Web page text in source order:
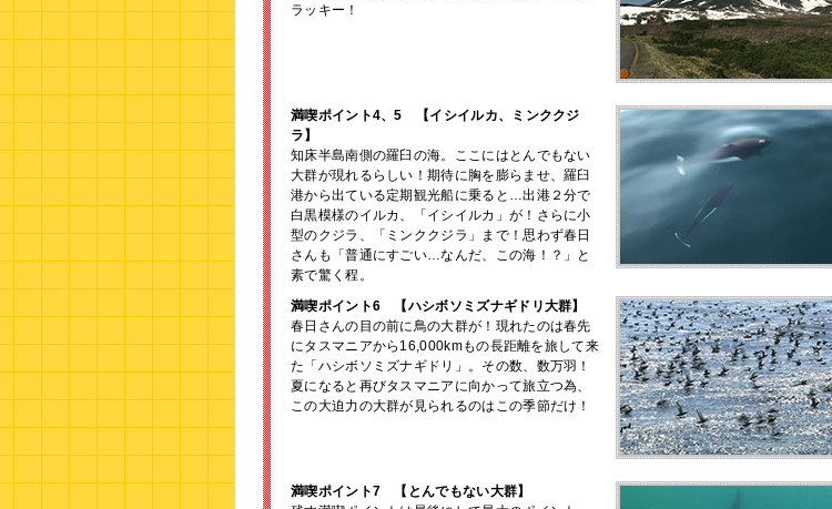
ラッキー！
満喫ポイント4、5 【イシイルカ、ミンククジ
ラ】
知床半島南側の羅臼の海。ここにはとんでもない
大群が現れるらしい！期待に胸を膨らませ、羅臼
港から出ている定期観光船に乗ると…出港２分で
白黒模様のイルカ、「イシイルカ」が！さらに小
型のクジラ、「ミンククジラ」まで！思わず春日
さんも「普通にすごい…なんだ、この海！？」と
素で驚く程。
満喫ポイント6 【ハシボソミズナギドリ大群】
春日さんの目の前に鳥の大群が！現れたのは春先
にタスマニアから16,000kmもの長距離を旅して来
た「ハシボソミズナギドリ」。その数、数万羽！
夏になると再びタスマニアに向かって旅立つ為、
この大迫力の大群が見られるのはこの季節だけ！
満喫ポイント7 【とんでもない大群】